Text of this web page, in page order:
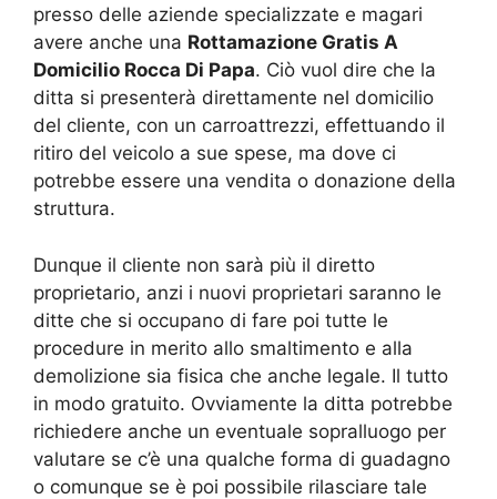
presso delle aziende specializzate e magari
avere anche una Rottamazione Gratis A
Domicilio Rocca Di Papa. Ciò vuol dire che la
ditta si presenterà direttamente nel domicilio
del cliente, con un carroattrezzi, effettuando il
ritiro del veicolo a sue spese, ma dove ci
potrebbe essere una vendita o donazione della
struttura.
Dunque il cliente non sarà più il diretto
proprietario, anzi i nuovi proprietari saranno le
ditte che si occupano di fare poi tutte le
procedure in merito allo smaltimento e alla
demolizione sia fisica che anche legale. Il tutto
in modo gratuito. Ovviamente la ditta potrebbe
richiedere anche un eventuale sopralluogo per
valutare se c’è una qualche forma di guadagno
o comunque se è poi possibile rilasciare tale